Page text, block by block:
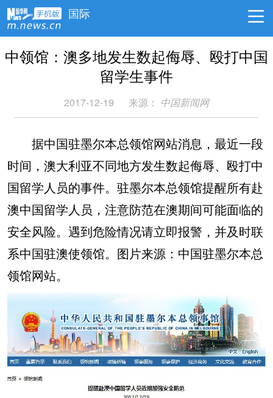
国际
中领馆：澳多地发生数起侮辱、殴打中国
留学生事件
2017-12-19 来源： 中国新闻网
据中国驻墨尔本总领馆网站消息，最近一段
时间，澳大利亚不同地方发生数起侮辱、殴打中
国留学人员的事件。驻墨尔本总领馆提醒所有赴
澳中国留学人员，注意防范在澳期间可能面临的
安全风险。遇到危险情况请立即报警，并及时联
系中国驻澳使领馆。图片来源：中国驻墨尔本总
领馆网站。